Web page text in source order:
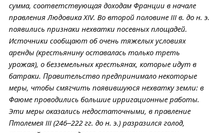
сумма, соответствующая доходам Франции в начале
правления Людовика XIV. Во второй половине III в. до н. э.
появились признаки нехватки посевных площадей.
Источники сообщают об очень тяжелых условиях
аренды (крестьянину оставалась только треть
урожая), о безземельных крестьянах, которые идут в
батраки. Правительство предпринимало некоторые
меры, чтобы смягчить появившуюся нехватку земли: в
Фаюме проводились большие ирригационные работы.
Эти меры оказались недостаточными, в правление
Птолемея III (246–222 гг. до н. э.) разразился голод,